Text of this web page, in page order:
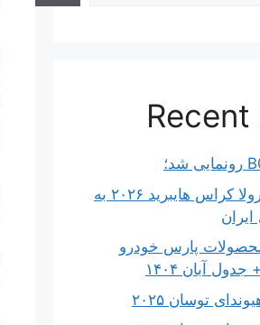
ورود تویوتا کرولا کراس هایبرید ۲۰۲۶ به
پارس خودرو
آبان ۱۴۰۴
توسان ۲۰۲۵